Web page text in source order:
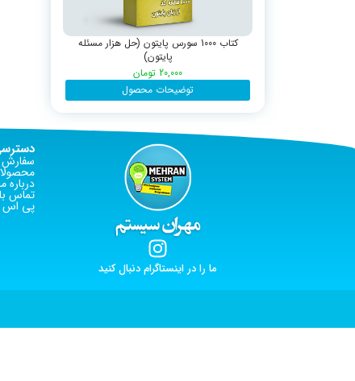
کتاب 1000 سورس پایتون (حل هزار مسئله
پایتون)
20,000 تومان
توضیحات محصول
ما را در اینستاگرام دنبال کنید
سفارش
درباره
تماس
پی اس